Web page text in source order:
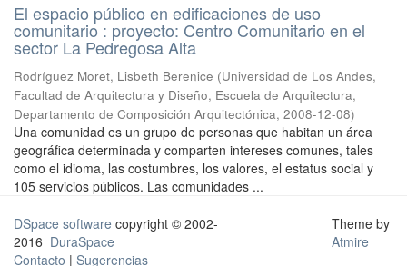
El espacio público en edificaciones de uso
comunitario : proyecto: Centro Comunitario en el
sector La Pedregosa Alta
Rodríguez Moret, Lisbeth Berenice (Universidad de Los Andes,
Facultad de Arquitectura y Diseño, Escuela de Arquitectura,
Departamento de Composición Arquitectónica, 2008-12-08)
Una comunidad es un grupo de personas que habitan un área
geográfica determinada y comparten intereses comunes, tales
como el idioma, las costumbres, los valores, el estatus social y
105 servicios públicos. Las comunidades ...
DSpace software copyright © 2002-
2016 DuraSpace
Contacto | Sugerencias
Theme by
Atmire